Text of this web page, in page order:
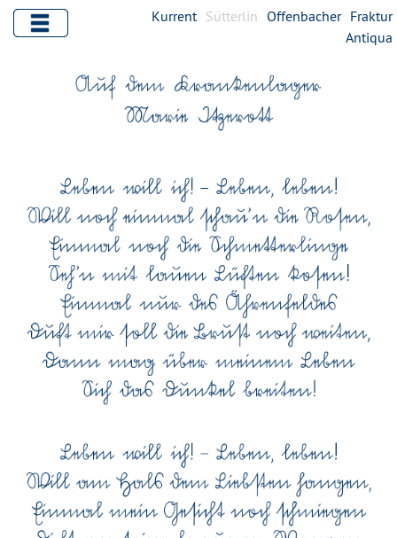
Kurrent Sütterlin Offenbacher Fraktur
Antiqua